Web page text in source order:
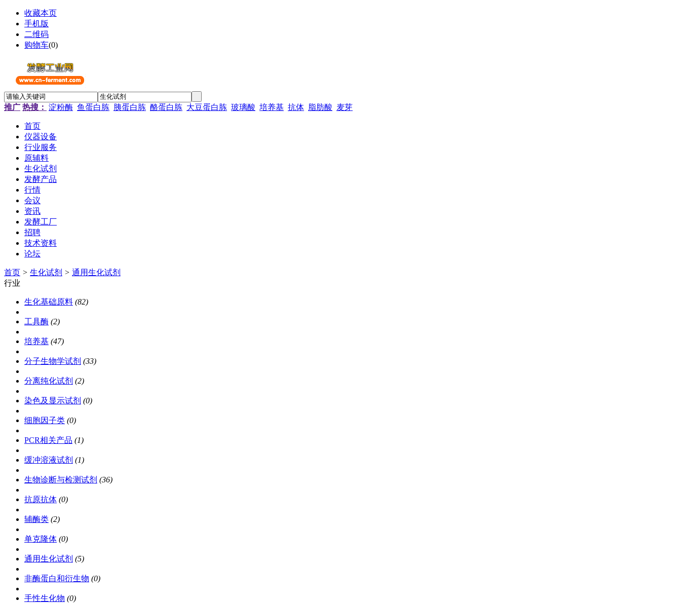
收藏本页
手机版
二维码
购物车(0)
推广 热搜： 淀粉酶 鱼蛋白胨 胰蛋白胨 酪蛋白胨 大豆蛋白胨 玻璃酸 培养基 抗体 脂肪酸 麦芽
首页
仪器设备
行业服务
原辅料
生化试剂
发酵产品
行情
会议
资讯
发酵工厂
招聘
技术资料
论坛
首页 > 生化试剂 > 通用生化试剂
行业
生化基础原料 (82)
工具酶 (2)
培养基 (47)
分子生物学试剂 (33)
分离纯化试剂 (2)
染色及显示试剂 (0)
细胞因子类 (0)
PCR相关产品 (1)
缓冲溶液试剂 (1)
生物诊断与检测试剂 (36)
抗原抗体 (0)
辅酶类 (2)
单克隆体 (0)
通用生化试剂 (5)
非酶蛋白和衍生物 (0)
手性生化物 (0)